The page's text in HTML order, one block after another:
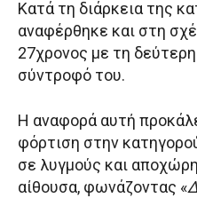
Κατά τη διάρκεια της
αναφέρθηκε και στη
27χρονος με τη
σύντροφό του.
Η αναφορά αυτή
φόρτιση στην
σε λυγμούς και
αίθουσα, φωνάζοντας «